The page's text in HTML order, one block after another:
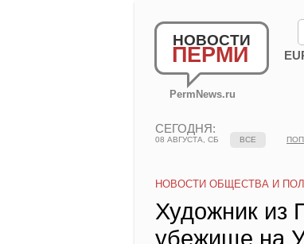
НОВОСТИ
ПЕРМИ
PermNews.ru
СЕГОДНЯ:
08 АВГУСТА, СБ ВСЕ
НОВОСТИ ОБЩЕСТВА И
Художник из
убежище на